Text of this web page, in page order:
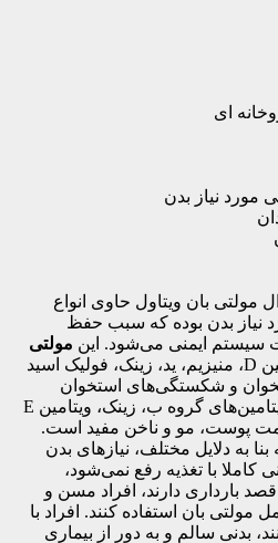
ای
مورد نیاز بدن
مولتی بان ویتاول حاوی انواع
نیاز بدن بوده که سبب حفظ
سیستم ایمنی می‌شود. این مولتی
حاوی کلسیم، ویتامین D، منیزیم، ید، زینک، فولیک اسید
و شکستگی‌های استخوان
جلوگیری می‌کند. همچنین ویتامین‌های گروه ب، زینک، ویتامین E
به دلایل مختلف، نیازهای بدن
کاملا با تغذیه رفع نمی‌شود،
بارداری دارند، افراد مسن و
مولتی بان استفاده کنند. افراد با
بدنی سالم و به دور از بیماری